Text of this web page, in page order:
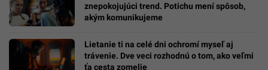
znepokojujúci trend. Potichu mení spôsob,
akým komunikujeme
Lietanie ti na celé dni ochromí myseľ aj
trávenie. Dve veci rozhodnú o tom, ako veľmi
ťa cesta zomelie